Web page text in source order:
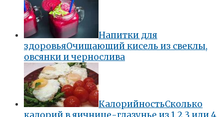
Напитки для
здоровьяОчищающий кисель из свеклы,
овсянки и чернослива
КалорийностьСколько